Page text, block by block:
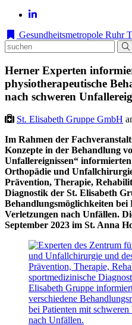
Gesundheitsmetropole Ruhr
Herner Experten
physiotherapeutische
nach schweren
St. Elisabeth Gruppe GmbH
Im Rahmen der
Konzepte in der Behandlung
Unfallereignissen“
Orthopädie und
Prävention, Therapie,
Diagnostik der St. Elisabeth
Behandlungsmöglichkeiten bei
Verletzungen nach Unfällen.
September 2023 im St. Anna